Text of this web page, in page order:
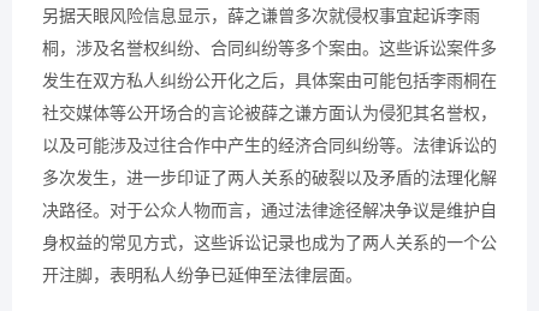
另据天眼风险信息显示，薛之谦曾多次就侵权事宜起诉李雨
桐，涉及名誉权纠纷、合同纠纷等多个案由。这些诉讼案件多
发生在双方私人纠纷公开化之后，具体案由可能包括李雨桐在
社交媒体等公开场合的言论被薛之谦方面认为侵犯其名誉权，
以及可能涉及过往合作中产生的经济合同纠纷等。法律诉讼的
多次发生，进一步印证了两人关系的破裂以及矛盾的法理化解
决路径。对于公众人物而言，通过法律途径解决争议是维护自
身权益的常见方式，这些诉讼记录也成为了两人关系的一个公
开注脚，表明私人纷争已延伸至法律层面。